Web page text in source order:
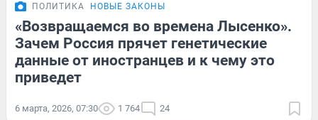
ПОЛИТИКА НОВЫЕ ЗАКОНЫ
«Возвращаемся во времена Лысенко».
Зачем Россия прячет генетические
данные от иностранцев и к чему это
приведет
6 марта, 2026, 07:30 1 764 24